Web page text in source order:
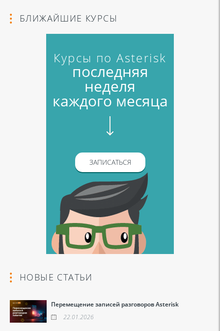
БЛИЖАЙШИЕ КУРСЫ
Курсы по Asterisk
последняя
неделя
каждого месяца
ЗАПИСАТЬСЯ
НОВЫЕ СТАТЬИ
Перемещение записей разговоров Asterisk
22.01.2026